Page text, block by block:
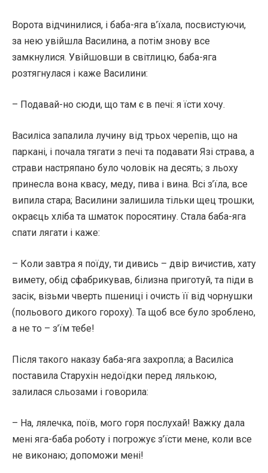
Ворота відчинилися, і баба-яга в’їхала, посвистуючи,
за нею увійшла Василина, а потім знову все
замкнулися. Увійшовши в світлицю, баба-яга
розтягнулася і каже Василини:
– Подавай-но сюди, що там є в печі: я їсти хочу.
Василіса запалила лучину від трьох черепів, що на
паркані, і почала тягати з печі та подавати Язі страва, а
страви настряпано було чоловік на десять; з льоху
принесла вона квасу, меду, пива і вина. Всі з’їла, все
випила стара; Василини залишила тільки щец трошки,
окраєць хліба та шматок поросятину. Стала баба-яга
спати лягати і каже:
– Коли завтра я поїду, ти дивись – двір вичистив, хату
вимету, обід сфабрикував, білизна приготуй, та піди в
засік, візьми чверть пшениці і очисть її від чорнушки
(польового дикого гороху). Та щоб все було зроблено,
а не то – з’їм тебе!
Після такого наказу баба-яга захропла; а Василіса
поставила Старухін недоїдки перед лялькою,
залилася сльозами і говорила:
– На, лялечка, поїв, мого горя послухай! Важку дала
мені яга-баба роботу і погрожує з’їсти мене, коли все
не виконаю; допоможи мені!